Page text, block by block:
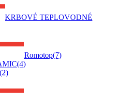
KRBOVÉ TEPLOVODNÉ
Romotop(7)
(4)
(2)